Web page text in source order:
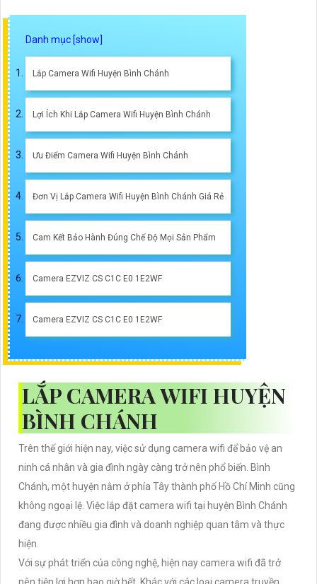
Lắp Camera Wifi Huyện Bình Chánh
Lợi Ích Khi Lắp Camera Wifi Huyện Bình Chánh
Ưu Điểm Camera Wifi Huyện Bình Chánh
Đơn Vị Lắp Camera Wifi Huyện Bình Chánh Giá Rẻ
Cam Kết Bảo Hành Đúng Chế Độ Mọi Sản Phẩm
Camera EZVIZ CS C1C E0 1E2WF
Camera EZVIZ CS C1C E0 1E2WF
LẮP CAMERA WIFI HUYỆN
BÌNH CHÁNH
Trên thế giới hiện nay, việc sử dụng camera wifi để bảo vệ an
ninh cá nhân và gia đình ngày càng trở nên phổ biến. Bình
Chánh, một huyện nằm ở phía Tây thành phố Hồ Chí Minh cũng
không ngoại lệ. Việc lắp đặt camera wifi tại huyện Bình Chánh
đang được nhiều gia đình và doanh nghiệp quan tâm và thực
hiện.
Với sự phát triển của công nghệ, hiện nay camera wifi đã trở
nên tiện lợi hơn bao giờ hết. Khác với các loại camera truyền